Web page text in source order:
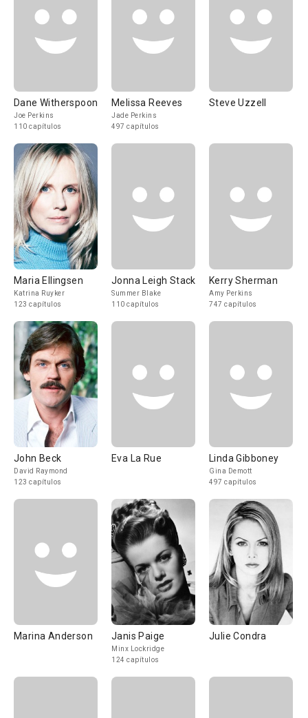
Dane Witherspoon
Joe Perkins
110 capítulos
Melissa Reeves
Jade Perkins
497 capítulos
Steve Uzzell
Maria Ellingsen
Katrina Ruyker
123 capítulos
Jonna Leigh Stack
Summer Blake
110 capítulos
Kerry Sherman
Amy Perkins
747 capítulos
John Beck
David Raymond
123 capítulos
Eva La Rue Linda Gibboney
Gina Demott
497 capítulos
Marina Anderson Janis Paige
Minx Lockridge
124 capítulos
Julie Condra